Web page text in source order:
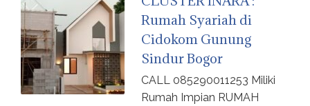
Rumah Syariah di
Cidokom Gunung
Sindur Bogor
CALL 085290011253 Miliki
Rumah Impian RUMAH